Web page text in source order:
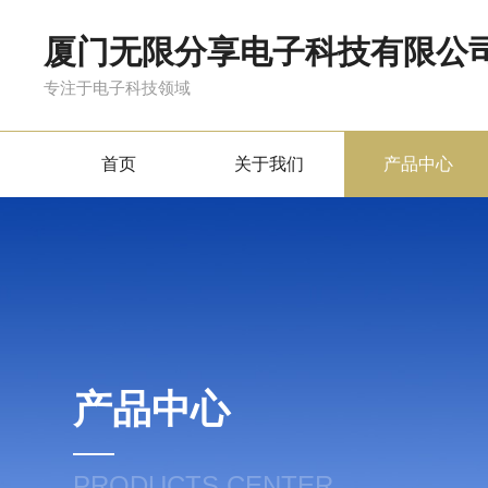
厦门无限分享电子科技有限公
专注于电子科技领域
首页 关于我们 产品中心
产品中心